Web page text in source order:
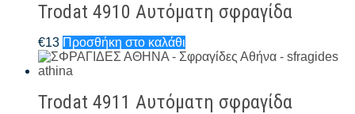
Trodat 4910 Αυτόματη σφραγίδα
€13 Προσθήκη στο καλάθι
Trodat 4911 Αυτόματη σφραγίδα